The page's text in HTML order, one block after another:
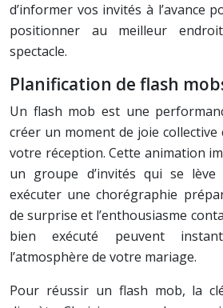
d’informer vos invités à l’avance
positionner au meilleur
spectacle.
Planification de flash
Un flash mob est une
créer un moment de joie
votre réception. Cette animation
un groupe d’invités qui se lève
exécuter une chorégraphie
de surprise et l’enthousiasme
bien exécuté peuvent
l’atmosphère de votre mariage.
Pour réussir un flash mob, la